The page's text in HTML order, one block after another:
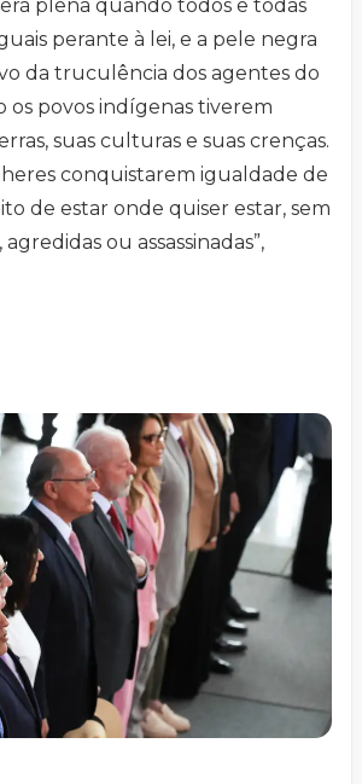
plena quando todos e todas
perante à lei, e a pele negra
da truculência dos agentes do
os povos indígenas tiverem
suas culturas e suas crenças.
conquistarem igualdade de
de estar onde quiser estar, sem
ou assassinadas”,